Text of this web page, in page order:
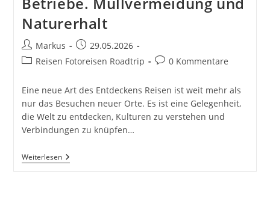
Naturerhalt
Beitrags-
Autor:
Markus
Beitrag
veröffentlicht:
29.05.2026
Beitrags-
Reisen Fotoreisen Roadtrip
Beitrags-
0 Kommentare
Eine neue Art des Entdeckens Reisen ist weit mehr als
nur das Besuchen neuer Orte. Es ist eine Gelegenheit,
die Welt zu entdecken, Kulturen zu verstehen und
Verbindungen zu knüpfen…
WeiterlesenNachhaltig
Reisen.